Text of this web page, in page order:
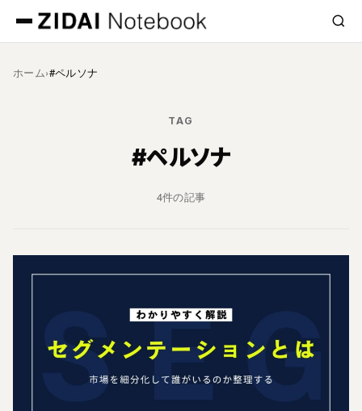
ホーム›#ペルソナ
TAG
#ペルソナ
4件の記事